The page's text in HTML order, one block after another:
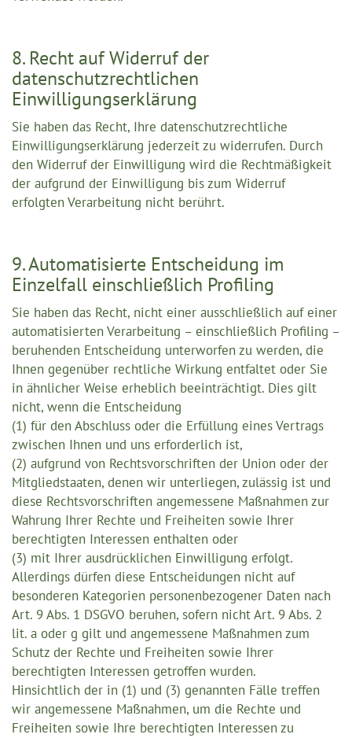
8. Recht auf Widerruf der
datenschutzrechtlichen
Einwilligungserklärung
Sie haben das Recht, Ihre datenschutzrechtliche
Einwilligungserklärung jederzeit zu widerrufen. Durch
den Widerruf der Einwilligung wird die Rechtmäßigkeit
der aufgrund der Einwilligung bis zum Widerruf
erfolgten Verarbeitung nicht berührt.
9. Automatisierte Entscheidung im
Einzelfall einschließlich Profiling
Sie haben das Recht, nicht einer ausschließlich auf einer
automatisierten Verarbeitung – einschließlich Profiling –
beruhenden Entscheidung unterworfen zu werden, die
Ihnen gegenüber rechtliche Wirkung entfaltet oder Sie
in ähnlicher Weise erheblich beeinträchtigt. Dies gilt
nicht, wenn die Entscheidung
(1) für den Abschluss oder die Erfüllung eines Vertrags
zwischen Ihnen und uns erforderlich ist,
(2) aufgrund von Rechtsvorschriften der Union oder der
Mitgliedstaaten, denen wir unterliegen, zulässig ist und
diese Rechtsvorschriften angemessene Maßnahmen zur
Wahrung Ihrer Rechte und Freiheiten sowie Ihrer
berechtigten Interessen enthalten oder
(3) mit Ihrer ausdrücklichen Einwilligung erfolgt.
Allerdings dürfen diese Entscheidungen nicht auf
besonderen Kategorien personenbezogener Daten nach
Art. 9 Abs. 1 DSGVO beruhen, sofern nicht Art. 9 Abs. 2
lit. a oder g gilt und angemessene Maßnahmen zum
Schutz der Rechte und Freiheiten sowie Ihrer
berechtigten Interessen getroffen wurden.
Hinsichtlich der in (1) und (3) genannten Fälle treffen
wir angemessene Maßnahmen, um die Rechte und
Freiheiten sowie Ihre berechtigten Interessen zu